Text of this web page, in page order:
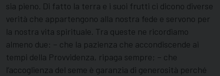
sia pieno. Di fatto la terra e i suoi frutti ci dicono diverse
verità che appartengono alla nostra fede e servono per
la nostra vita spirituale. Tra queste ne ricordiamo
almeno due: – che la pazienza che accondiscende ai
tempi della Provvidenza, ripaga sempre; – che
l’accoglienza del seme è garanzia di generosità perché